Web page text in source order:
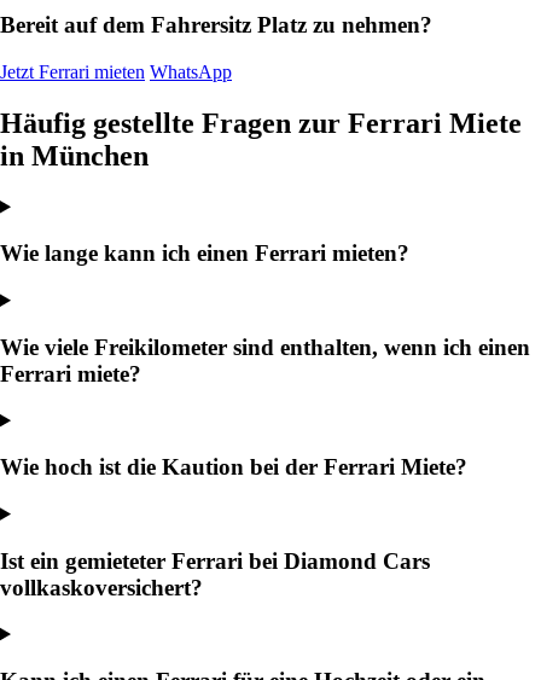
Bereit auf dem Fahrersitz Platz zu nehmen?
Jetzt Ferrari mieten WhatsApp
Häufig gestellte Fragen zur Ferrari Miete
in München
Wie lange kann ich einen Ferrari mieten?
Wie viele Freikilometer sind enthalten, wenn ich einen
Ferrari miete?
Wie hoch ist die Kaution bei der Ferrari Miete?
Ist ein gemieteter Ferrari bei Diamond Cars
vollkaskoversichert?